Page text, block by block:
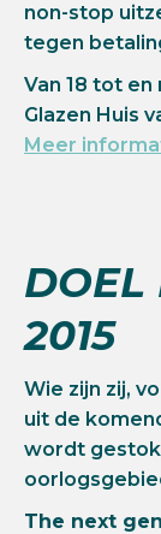
non-stop
tegen
Van 18 tot
Glazen Huis
Meer
DOEL
2015
Wie zijn zij,
uit de
wordt
The next